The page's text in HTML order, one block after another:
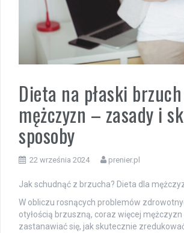
Dieta na płaski
mężczyzn – zasady i
sposoby
22 września 2024 prenier.pl
Jak schudnąć z brzucha? Dieta dla
W obliczu rosnących problemów
otyłością brzuszną, coraz więcej
zastanawiać się, jak skutecznie